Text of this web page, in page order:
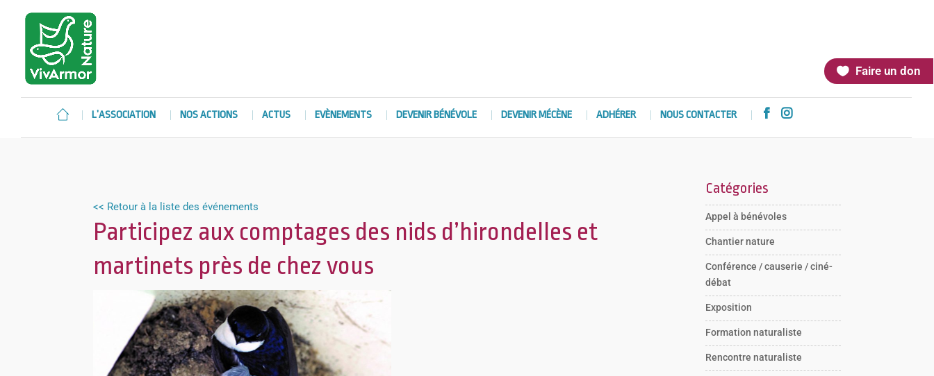
Faire un don
L’ASSOCIATION NOS ACTIONS ACTUS EVÈNEMENTS DEVENIR BÉNÉVOLE DEVENIR MÉCÈNE ADHÉRER NOUS CONTACTER  
<< Retour à la liste des événements
Participez aux comptages des nids d’hirondelles et
martinets près de chez vous
Catégories
Appel à bénévoles
Chantier nature
Conférence / causerie / ciné-
débat
Exposition
Formation naturaliste
Rencontre naturaliste